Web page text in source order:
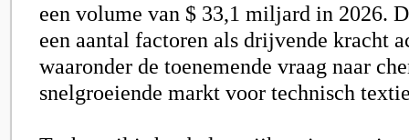
een volume van $ 33,1 miljard in 2026.
een aantal factoren als drijvende kracht
waaronder de toenemende vraag naar
snelgroeiende markt voor technisch